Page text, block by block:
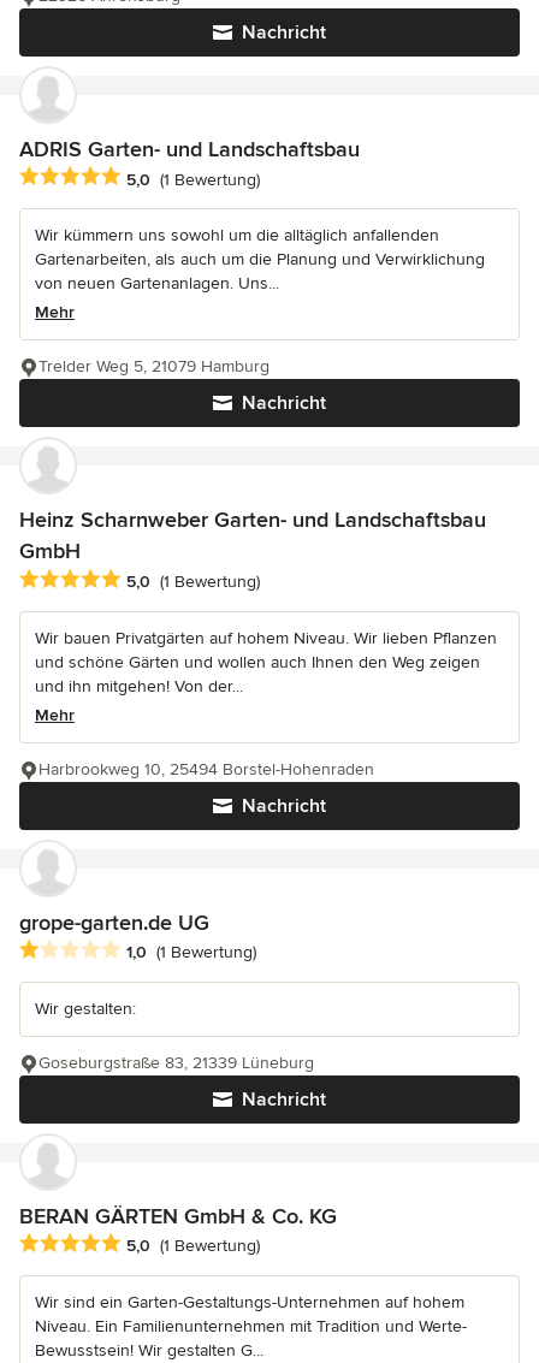
Nachricht
ADRIS Garten- und Landschaftsbau
Durchschnittliche Bewertung: 5 von 5 Sternen
5,0 (1 Bewertung)
Wir kümmern uns sowohl um die alltäglich anfallenden
Gartenarbeiten, als auch um die Planung und Verwirklichung
von neuen Gartenanlagen. Uns...
Mehr
Nachricht
Trelder Weg 5, 21079 Hamburg
Heinz Scharnweber Garten- und Landschaftsbau
GmbH
Durchschnittliche Bewertung: 5 von 5 Sternen
5,0 (1 Bewertung)
Wir bauen Privatgärten auf hohem Niveau. Wir lieben Pflanzen
und schöne Gärten und wollen auch Ihnen den Weg zeigen
und ihn mitgehen! Von der...
Mehr
Nachricht
Harbrookweg 10, 25494 Borstel-Hohenraden
grope-garten.de UG
Durchschnittliche Bewertung: 1 von 5 Sternen
1,0 (1 Bewertung)
Wir gestalten:
Nachricht
Goseburgstraße 83, 21339 Lüneburg
BERAN GÄRTEN GmbH & Co. KG
Durchschnittliche Bewertung: 5 von 5 Sternen
5,0 (1 Bewertung)
Wir sind ein Garten-Gestaltungs-Unternehmen auf hohem
Niveau. Ein Familienunternehmen mit Tradition und Werte-
Bewusstsein! Wir gestalten G...